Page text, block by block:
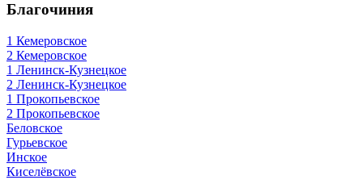
Благочиния
1 Кемеровское
2 Кемеровское
1 Ленинск-Кузнецкое
2 Ленинск-Кузнецкое
1 Прокопьевское
2 Прокопьевское
Беловское
Гурьевское
Инское
Киселёвское